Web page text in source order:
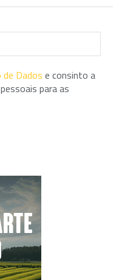
Dados e consinto a
para as